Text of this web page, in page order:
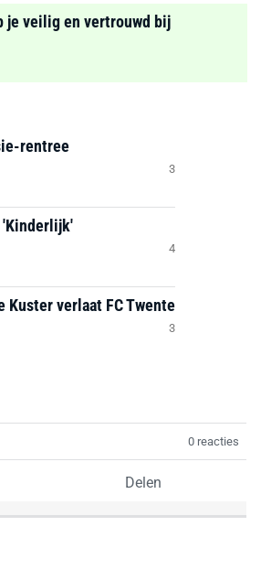
je veilig en vertrouwd bij
rentree
3
'Kinderlijk'
4
verlaat FC Twente
3
0 reacties
Delen